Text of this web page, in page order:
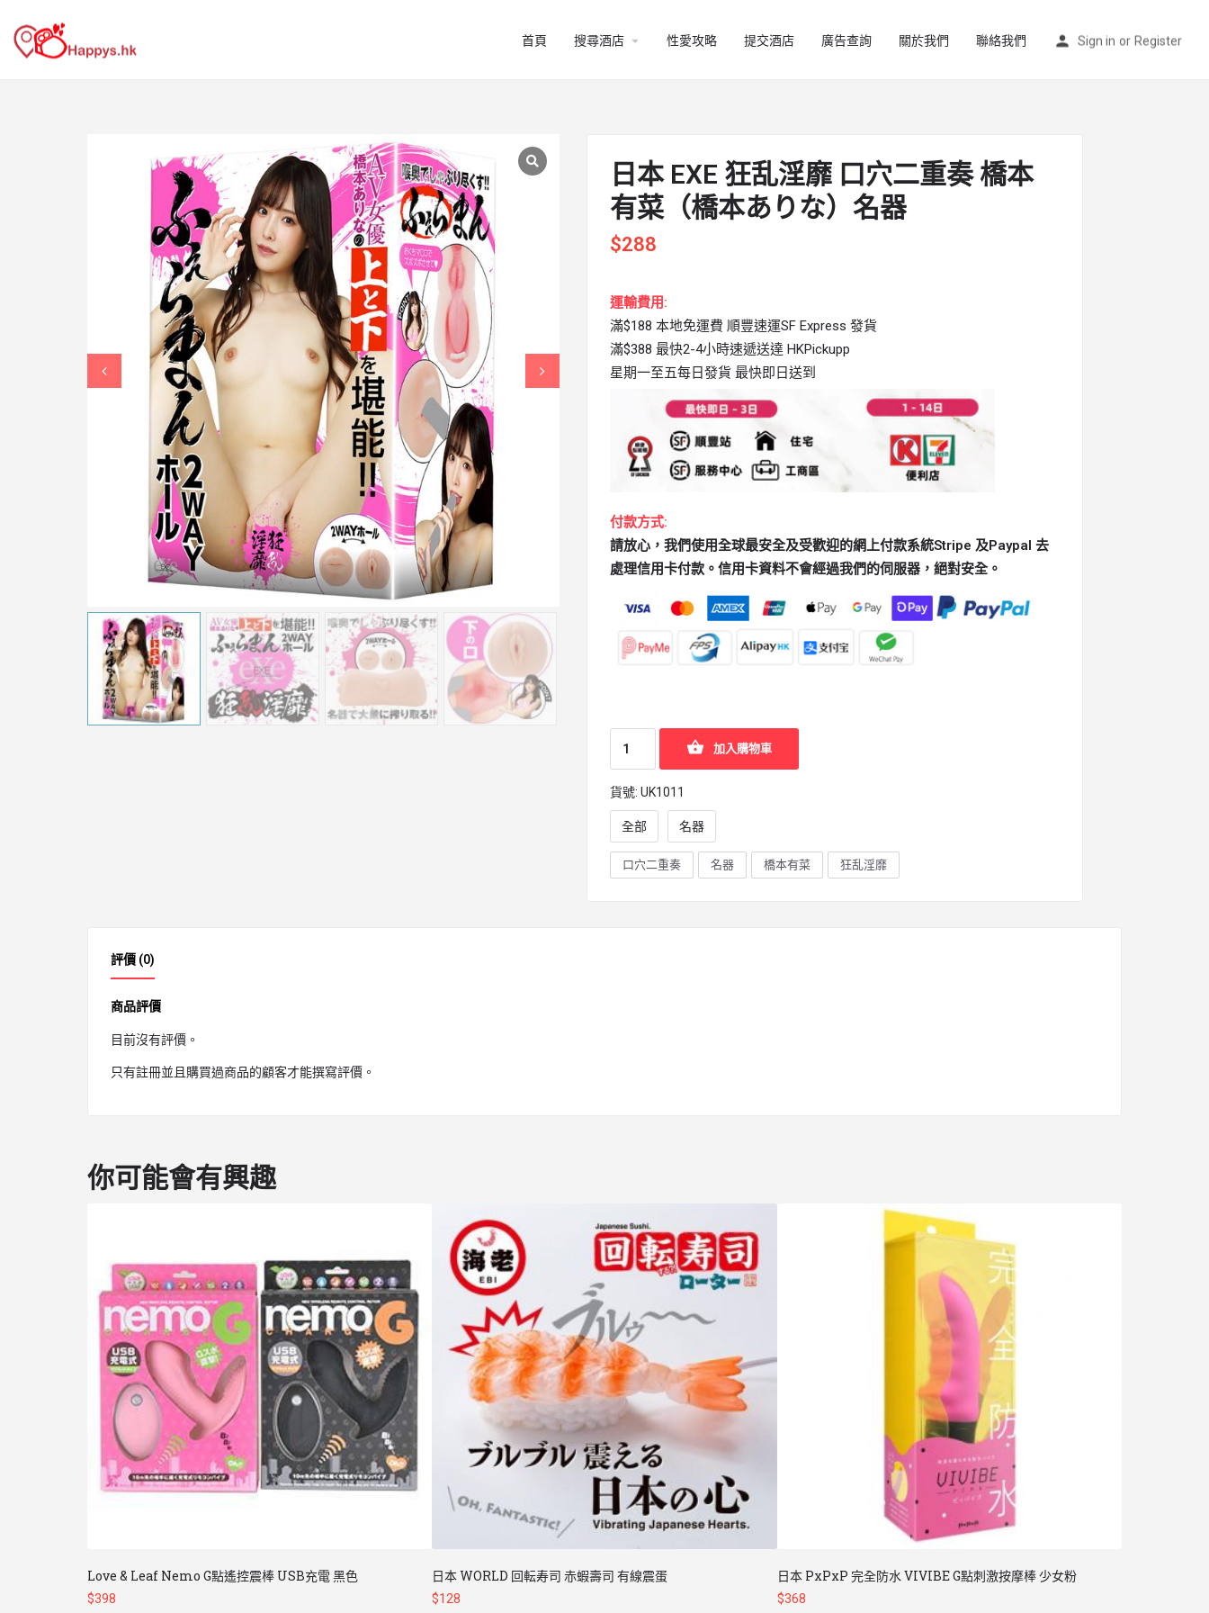
首頁 搜尋酒店 arrow_drop_down 性愛攻略 提交酒店 廣告查詢 關於我們 聯絡我們 Sign in or Register
日本 EXE 狂乱淫靡 口穴二重奏 橋本
有菜（橋本ありな）名器
$288
運輸費用:
滿$188 本地免運費 順豐速運SF Express 發貨
滿$388 最快2-4小時速遞送達 HKPickupp
星期一至五每日發貨 最快即日送到
付款方式:
請放心，我們使用全球最安全及受歡迎的網上付款系統Stripe 及Paypal 去
處理信用卡付款。信用卡資料不會經過我們的伺服器，絕對安全。
加入購物車
貨號: UK1011
全部 名器
口穴二重奏 名器 橋本有菜 狂乱淫靡
評價 (0)
商品評價
目前沒有評價。
只有註冊並且購買過商品的顧客才能撰寫評價。
你可能會有興趣
Love & Leaf Nemo G點遙控震棒 USB充電 黑色
$398
日本 WORLD 回転寿司 赤蝦壽司 有線震蛋
$128
日本 PxPxP 完全防水 VIVIBE G點刺激按摩棒 少女粉
$368